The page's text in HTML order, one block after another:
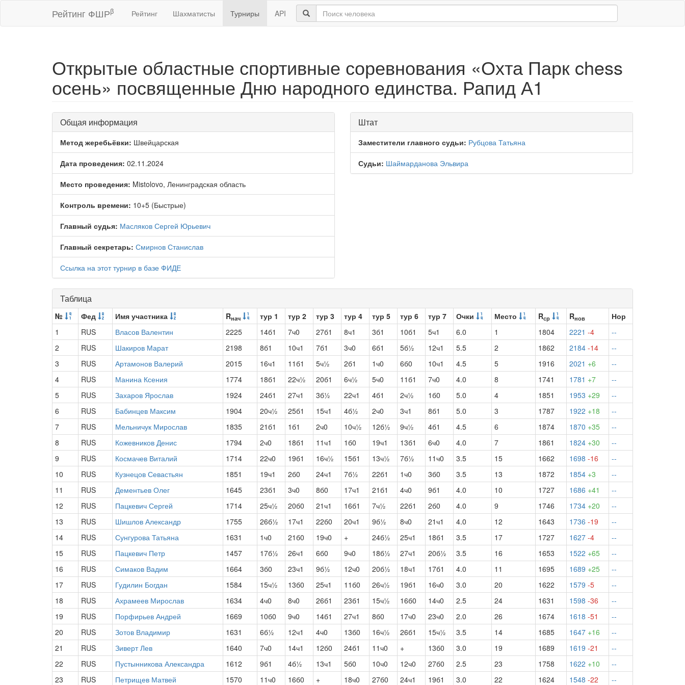
Рейтинг ФШРβ Рейтинг Шахматисты Турниры API
Открытые областные спортивные соревнования «Охта Парк chess
осень» посвященные Дню народного единства. Рапид А1
Общая информация
Метод жеребьёвки: Швейцарская
Дата проведения: 02.11.2024
Место проведения: Mistolovo, Ленинградская область
Контроль времени: 10+5 (Быстрые)
Главный судья: Масляков Сергей Юрьевич
Главный секретарь: Смирнов Станислав
Ссылка на этот турнир в базе ФИДЕ
Штат
Заместители главного судьи: Рубцова Татьяна
Судьи: Шаймарданова Эльвира
Таблица
№ Фед Имя участника Rнач тур 1 тур 2 тур 3 тур 4 тур 5 тур 6 тур 7 Очки Место Rср Rнов
Нор
1
RUS Власов Валентин 2225 14б1 7ч0 27б1 8ч1 3б1 10б1 5ч1 6.0 1 1804 2221 -4
--
2
RUS Шакиров Марат 2198 8б1 10ч1 7б1 3ч0 6б1 5б½ 12ч1 5.5 2 1862 2184 -14
--
3
RUS Артамонов Валерий 2015 16ч1 11б1 5ч½ 2б1 1ч0 6б0 10ч1 4.5 5 1916 2021 +6
--
4
RUS Манина Ксения 1774 18б1 22ч½ 20б1 6ч½ 5ч0 11б1 7ч0 4.0 8 1741 1781 +7
--
5
RUS Захаров Ярослав 1924 24б1 27ч1 3б½ 22ч1 4б1 2ч½ 1б0 5.0 4 1851 1953 +29
--
6
RUS Бабинцев Максим 1904 20ч½ 25б1 15ч1 4б½ 2ч0 3ч1 8б1 5.0 3 1787 1922 +18
--
7
RUS Мельничук Мирослав 1835 21б1 1б1 2ч0 10ч½ 12б½ 9ч½ 4б1 4.5 6 1874 1870 +35
--
8
RUS Кожевников Денис 1794 2ч0 18б1 11ч1 1б0 19ч1 13б1 6ч0 4.0 7 1861 1824 +30
--
9
RUS Космачев Виталий 1714 22ч0 19б1 16ч½ 15б1 13ч½ 7б½ 11ч0 3.5 15 1662 1698 -16
--
10
RUS Кузнецов Севастьян 1851 19ч1 2б0 24ч1 7б½ 22б1 1ч0 3б0 3.5 13 1872 1854 +3
--
11
RUS Дементьев Олег 1645 23б1 3ч0 8б0 17ч1 21б1 4ч0 9б1 4.0 10 1727 1686 +41
--
12
RUS Пацкевич Сергей 1714 25ч½ 20б0 21ч1 16б1 7ч½ 22б1 2б0 4.0 9 1746 1734 +20
--
13
RUS Шишлов Александр 1755 26б½ 17ч1 22б0 20ч1 9б½ 8ч0 21ч1 4.0 12 1643 1736 -19
--
14
RUS Сунгурова Татьяна 1631 1ч0 21б0 19ч0 + 24б½ 25ч1 18б1 3.5 17 1727 1627 -4
--
15
RUS Пацкевич Петр 1457 17б½ 26ч1 6б0 9ч0 18б½ 27ч1 20б½ 3.5 16 1653 1522 +65
--
16
RUS Симаков Вадим 1664 3б0 23ч1 9б½ 12ч0 20б½ 18ч1 17б1 4.0 11 1695 1689 +25
--
17
RUS Гудилин Богдан 1584 15ч½ 13б0 25ч1 11б0 26ч½ 19б1 16ч0 3.0 20 1622 1579 -5
--
18
RUS Ахрамеев Мирослав 1634 4ч0 8ч0 26б1 23б1 15ч½ 16б0 14ч0 2.5 24 1631 1598 -36
--
19
RUS Порфирьев Андрей 1669 10б0 9ч0 14б1 27ч1 8б0 17ч0 23ч0 2.0 26 1674 1618 -51
--
20
RUS Зотов Владимир 1631 6б½ 12ч1 4ч0 13б0 16ч½ 26б1 15ч½ 3.5 14 1685 1647 +16
--
21
RUS Зиверт Лев 1640 7ч0 14ч1 12б0 24б1 11ч0 + 13б0 3.0 19 1689 1619 -21
--
22
RUS Пустынникова Александра 1612 9б1 4б½ 13ч1 5б0 10ч0 12ч0 27б0 2.5 23 1758 1622 +10
--
23
RUS Петрищев Матвей 1570 11ч0 16б0 + 18ч0 27б0 24ч1 19б1 3.0 22 1624 1548 -22 --